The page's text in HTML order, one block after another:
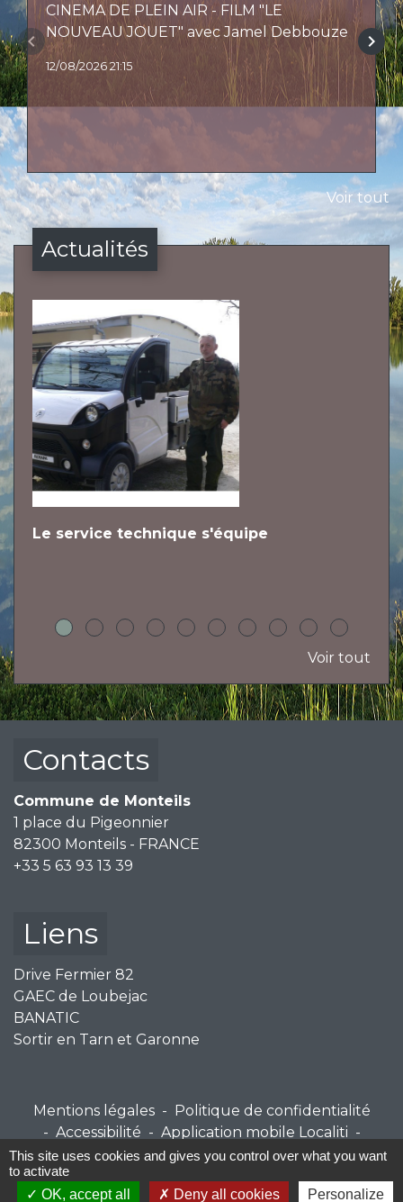
CINEMA DE PLEIN AIR - FILM "LE
NOUVEAU JOUET" avec Jamel Debbouze
12/08/2026 21:15
keyboard_arrow_left keyboard_arrow_right
Voir tout
Actualités
Le service technique s'équipe
Voir tout
Contacts
Commune de Monteils
1 place du Pigeonnier
82300 Monteils - FRANCE
+33 5 63 93 13 39
Liens
Drive Fermier 82
GAEC de Loubejac
BANATIC
Sortir en Tarn et Garonne
Mentions légales - Politique de confidentialité
- Accessibilité - Application mobile Localiti -
Plan du site - Gestion des cookies
This site uses cookies and gives you control over what you want
to activate
OK, accept all
Deny all cookies Personalize